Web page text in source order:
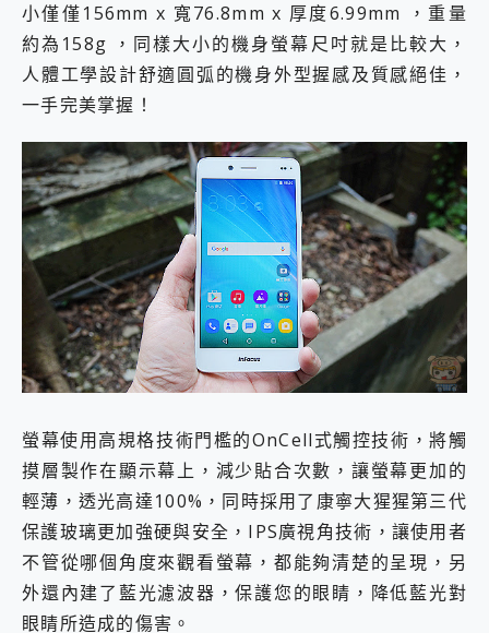
小僅僅156mm x 寬76.8mm x 厚度6.99mm ，重量
約為158g ，同樣大小的機身螢幕尺吋就是比較大，
人體工學設計舒適圓弧的機身外型握感及質感絕佳，
一手完美掌握！
螢幕使用高規格技術門檻的OnCell式觸控技術，將觸
摸層製作在顯示幕上，減少貼合次數，讓螢幕更加的
輕薄，透光高達100%，同時採用了康寧大猩猩第三代
保護玻璃更加強硬與安全，IPS廣視角技術，讓使用者
不管從哪個角度來觀看螢幕，都能夠清楚的呈現，另
外還內建了藍光濾波器，保護您的眼睛，降低藍光對
眼睛所造成的傷害。